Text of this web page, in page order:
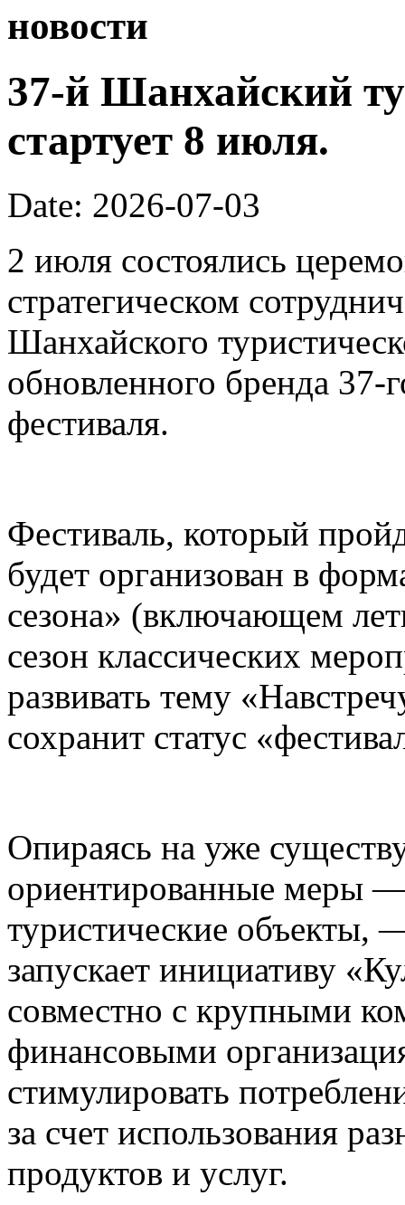
новости
37-й Шанхайский
стартует 8 июля.
Date: 2026-07-03
2 июля состоялись
стратегическом
Шанхайского
обновленного бренда 37-
фестиваля.
Фестиваль, который
будет организован в
сезона» (включающем
сезон классических
развивать тему
сохранит статус
Опираясь на уже
ориентированные меры
туристические объекты,
запускает инициативу
совместно с крупными
финансовыми
стимулировать
за счет использования
продуктов и услуг.